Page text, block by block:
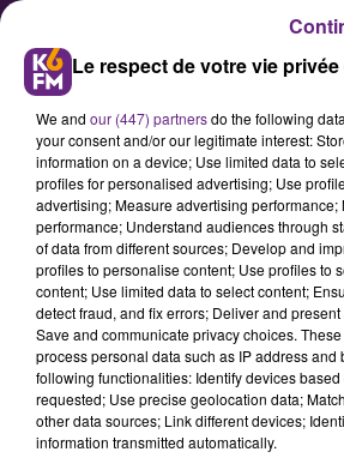
Un boulanger de
mercredi soir sur M6
Anthony est le
boulangerie Com'1
Julien. Ce mercredi 7
dans l'émission "La
Le respect de votre vie
We and our (447) partnersdo the following
your consent and/or our legitimate interest:
information on a device; Use limited data to
profiles for personalised advertising; Use
advertising; Measure advertising performance;
performance; Understand audiences through
of data from different sources; Develop and
profiles to personalise content; Use profiles to
content; Use limited data to select content;
detect fraud, and fix errors; Deliver and
Save and communicate privacy choices.
process personal data such as IP address and
following functionalities: Identify devices
requested; Use precise geolocation data;
other data sources; Link different devices;
information transmitted automatically.